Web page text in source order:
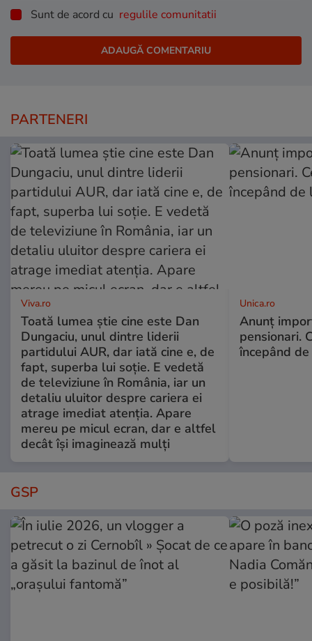
Sunt de acord cu regulile comunitatii
PARTENERI
Viva.ro
Toată lumea știe cine este Dan
Dungaciu, unul dintre liderii
partidului AUR, dar iată cine e, de
fapt, superba lui soție. E vedetă
de televiziune în România, iar un
detaliu uluitor despre cariera ei
atrage imediat atenția. Apare
mereu pe micul ecran, dar e altfel
decât își imaginează mulți
Unica.ro
Anunț
pensionari.
începând
GSP